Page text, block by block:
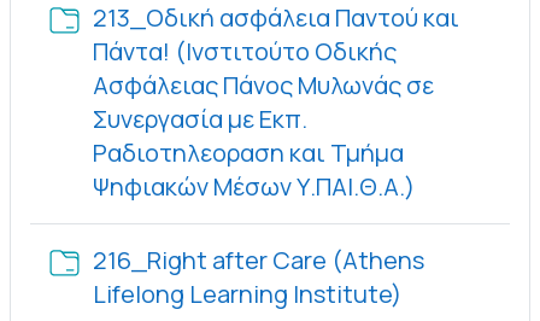
213_Οδική ασφάλεια Παντού και
Πάντα! (Ινστιτούτο Οδικής
Ασφάλειας Πάνος Μυλωνάς σε
Συνεργασία με Εκπ.
Ραδιοτηλεοραση και Τμήμα
Ψηφιακών Μέσων Υ.ΠΑΙ.Θ.Α.)
216_Right after Care (Athens
Lifelong Learning Institute)